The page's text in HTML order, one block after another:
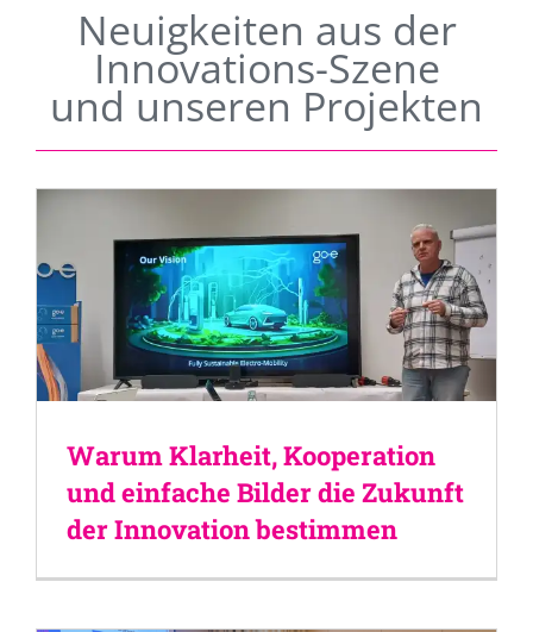
Neuigkeiten aus der
Innovations-Szene
und unseren Projekten
Warum Klarheit, Kooperation
und einfache Bilder die Zukunft
der Innovation bestimmen